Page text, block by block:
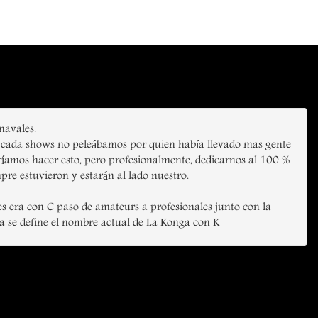
cada shows no peleábamos por quien había llevado mas gente
hacer esto, pero profesionalmente, dedicarnos al 100 %
estuvieron y estarán al lado nuestro.
era con C paso de amateurs a profesionales junto con la
define el nombre actual de La Konga con K